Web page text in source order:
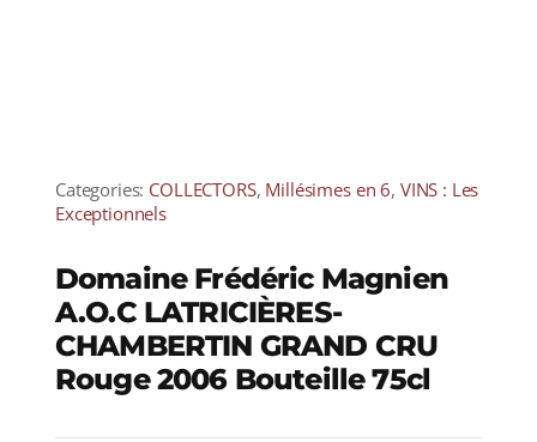
Categories: COLLECTORS, Millésimes en 6, VINS : Les
Exceptionnels
Domaine Frédéric Magnien
A.O.C LATRICIÈRES-
CHAMBERTIN GRAND CRU
Rouge 2006 Bouteille 75cl